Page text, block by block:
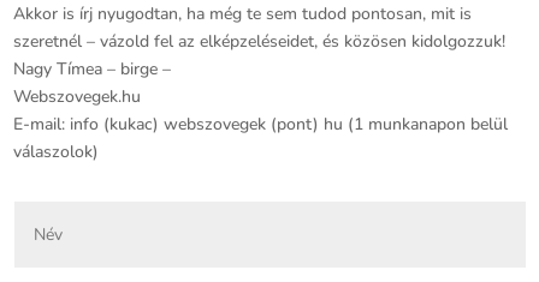
Akkor is írj nyugodtan, ha még te sem tudod pontosan, mit is
szeretnél – vázold fel az elképzeléseidet, és közösen kidolgozzuk!
Nagy Tímea – birge –
Webszovegek.hu
E-mail: info (kukac) webszovegek (pont) hu (1 munkanapon belül
válaszolok)